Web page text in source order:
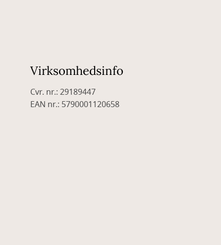
Virksomhedsinfo
Cvr. nr.: 29189447
EAN nr.: 5790001120658